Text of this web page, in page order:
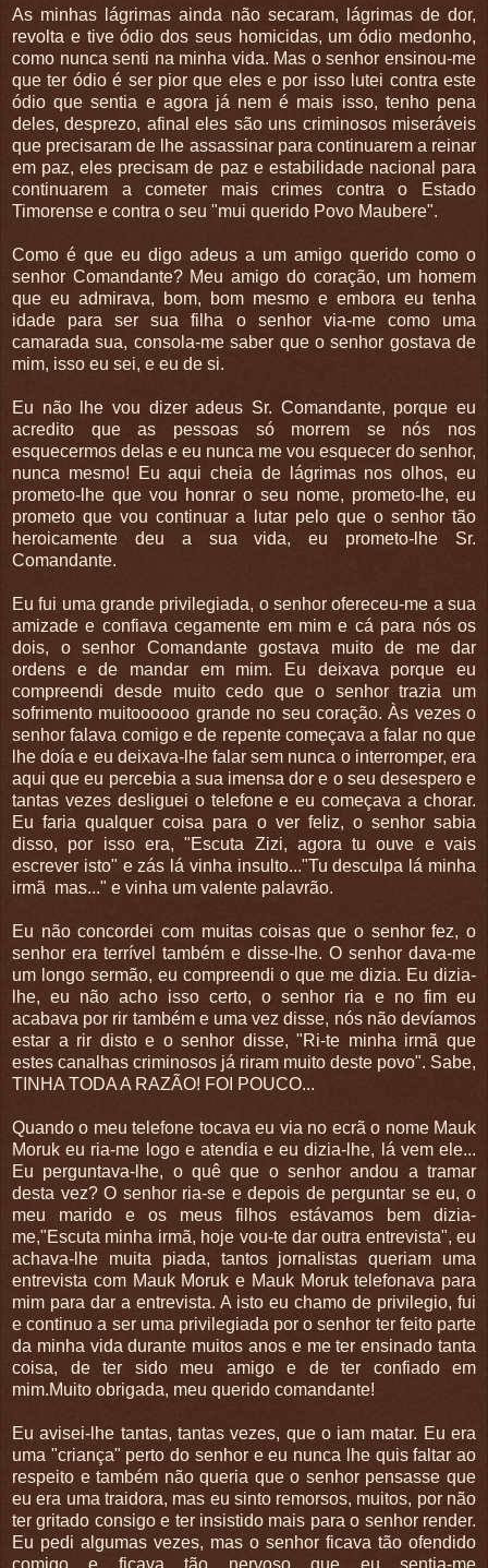
As minhas lágrimas ainda não secaram, lágrimas de dor,
revolta e tive ódio dos seus homicidas, um ódio medonho,
como nunca senti na minha vida. Mas o senhor ensinou-me
que ter ódio é ser pior que eles e por isso lutei contra este
ódio que sentia e agora já nem é mais isso, tenho pena
deles, desprezo, afinal eles são uns criminosos miseráveis
que precisaram de lhe assassinar para continuarem a reinar
em paz, eles precisam de paz e estabilidade nacional para
continuarem a cometer mais crimes contra o Estado
Timorense e contra o seu "mui querido Povo Maubere".
Como é que eu digo adeus a um amigo querido como o
senhor Comandante? Meu amigo do coração, um homem
que eu admirava, bom, bom mesmo e embora eu tenha
idade para ser sua filha o senhor via-me como uma
camarada sua, consola-me saber que o senhor gostava de
mim, isso eu sei, e eu de si.
Eu não lhe vou dizer adeus Sr. Comandante, porque eu
acredito que as pessoas só morrem se nós nos
esquecermos delas e eu nunca me vou esquecer do senhor,
nunca mesmo! Eu aqui cheia de lágrimas nos olhos, eu
prometo-lhe que vou honrar o seu nome, prometo-lhe, eu
prometo que vou continuar a lutar pelo que o senhor tão
heroicamente deu a sua vida, eu prometo-lhe Sr.
Comandante.
Eu fui uma grande privilegiada, o senhor ofereceu-me a sua
amizade e confiava cegamente em mim e cá para nós os
dois, o senhor Comandante gostava muito de me dar
ordens e de mandar em mim. Eu deixava porque eu
compreendi desde muito cedo que o senhor trazia um
sofrimento muitoooooo grande no seu coração. Às vezes o
senhor falava comigo e de repente começava a falar no que
lhe doía e eu deixava-lhe falar sem nunca o interromper, era
aqui que eu percebia a sua imensa dor e o seu desespero e
tantas vezes desliguei o telefone e eu começava a chorar.
Eu faria qualquer coisa para o ver feliz, o senhor sabia
disso, por isso era, "Escuta Zizi, agora tu ouve e vais
escrever isto" e zás lá vinha insulto..."Tu desculpa lá minha
irmã mas..." e vinha um valente palavrão.
Eu não concordei com muitas coisas que o senhor fez, o
senhor era terrível também e disse-lhe. O senhor dava-me
um longo sermão, eu compreendi o que me dizia. Eu dizia-
lhe, eu não acho isso certo, o senhor ria e no fim eu
acabava por rir também e uma vez disse, nós não devíamos
estar a rir disto e o senhor disse, "Ri-te minha irmã que
estes canalhas criminosos já riram muito deste povo". Sabe,
TINHA TODA A RAZÃO! FOI POUCO...
Quando o meu telefone tocava eu via no ecrã o nome Mauk
Moruk eu ria-me logo e atendia e eu dizia-lhe, lá vem ele...
Eu perguntava-lhe, o quê que o senhor andou a tramar
desta vez? O senhor ria-se e depois de perguntar se eu, o
meu marido e os meus filhos estávamos bem dizia-
me,"Escuta minha irmã, hoje vou-te dar outra entrevista", eu
achava-lhe muita piada, tantos jornalistas queriam uma
entrevista com Mauk Moruk e Mauk Moruk telefonava para
mim para dar a entrevista. A isto eu chamo de privilegio, fui
e continuo a ser uma privilegiada por o senhor ter feito parte
da minha vida durante muitos anos e me ter ensinado tanta
coisa, de ter sido meu amigo e de ter confiado em
mim.Muito obrigada, meu querido comandante!
Eu avisei-lhe tantas, tantas vezes, que o iam matar. Eu era
uma "criança" perto do senhor e eu nunca lhe quis faltar ao
respeito e também não queria que o senhor pensasse que
eu era uma traidora, mas eu sinto remorsos, muitos, por não
ter gritado consigo e ter insistido mais para o senhor render.
Eu pedi algumas vezes, mas o senhor ficava tão ofendido
comigo e ficava tão nervoso que eu sentia-me